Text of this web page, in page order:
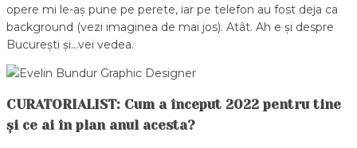
opere mi le-aș pune pe perete, iar pe telefon au fost deja ca
background (vezi imaginea de mai jos). Atât. Ah e și despre
București și…vei vedea.
CURATORIALIST: Cum a început 2022 pentru tine
și ce ai în plan anul acesta?